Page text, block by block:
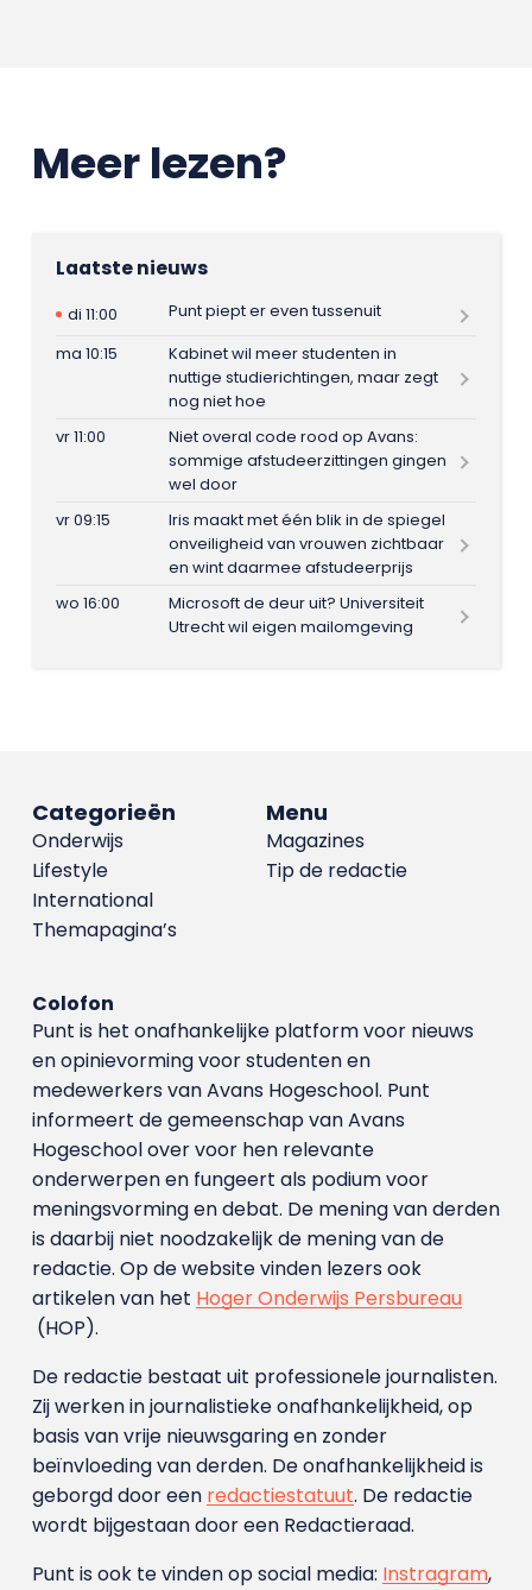
Meer lezen?
Laatste nieuws
di 11:00
Punt piept er even tussenuit
ma 10:15
Kabinet wil meer studenten in
nuttige studierichtingen, maar zegt
nog niet hoe
vr 11:00
Niet overal code rood op Avans:
sommige afstudeerzittingen gingen
wel door
vr 09:15
Iris maakt met één blik in de spiegel
onveiligheid van vrouwen zichtbaar
en wint daarmee afstudeerprijs
wo 16:00
Microsoft de deur uit? Universiteit
Utrecht wil eigen mailomgeving
Menu
Magazines
Tip de redactie
Categorieën
Onderwijs
Lifestyle
International
Themapagina’s
Colofon
Punt is het onafhankelijke platform voor nieuws
en opinievorming voor studenten en
medewerkers van Avans Hoge­school. Punt
informeert de gemeenschap van Avans
Hogeschool over voor hen relevante
onderwerpen en fungeert als podium voor
meningsvorming en debat. De mening van derden
is daarbij niet noodzakelijk de mening van de
redactie. Op de website vinden lezers ook
artikelen van het Hoger Onderwijs Persbureau
(HOP).
De redactie bestaat uit professionele journalisten.
Zij werken in journalistieke onafhankelijkheid, op
basis van vrije nieuwsgaring en zonder
beïnvloeding van derden. De onafhankelijkheid is
geborgd door een redactiestatuut. De redactie
wordt bijgestaan door een Redactieraad.
Punt is ook te vinden op social media: Instragram,